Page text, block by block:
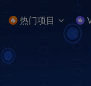
热门项目